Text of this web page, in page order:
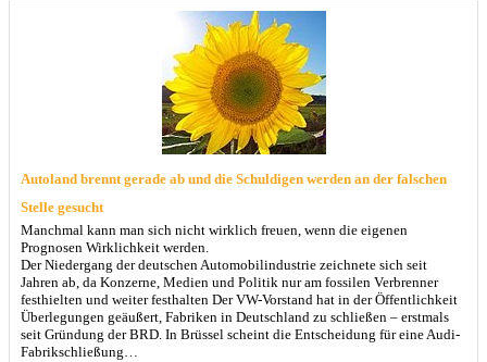
Autoland brennt gerade ab und die Schuldigen werden an der falschen
Stelle gesucht
Manchmal kann man sich nicht wirklich freuen, wenn die eigenen
Prognosen Wirklichkeit werden.
Der Niedergang der deutschen Automobilindustrie zeichnete sich seit
Jahren ab, da Konzerne, Medien und Politik nur am fossilen Verbrenner
festhielten und weiter festhalten Der VW-Vorstand hat in der Öffentlichkeit
Überlegungen geäußert, Fabriken in Deutschland zu schließen – erstmals
seit Gründung der BRD. In Brüssel scheint die Entscheidung für eine Audi-
Fabrikschließung…